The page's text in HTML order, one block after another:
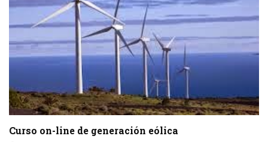
Curso on-line de generación eólica